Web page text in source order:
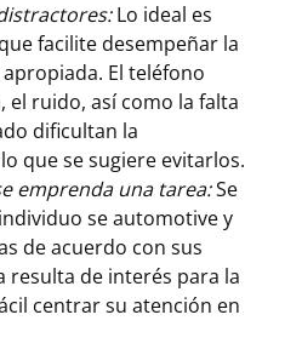
Lo ideal es
facilite desempeñar la
El teléfono
el ruido, así como la falta
dificultan la
que se sugiere evitarlos.
emprenda una tarea:Se
se automotive y
de acuerdo con sus
resulta de interés para la
centrar su atención en